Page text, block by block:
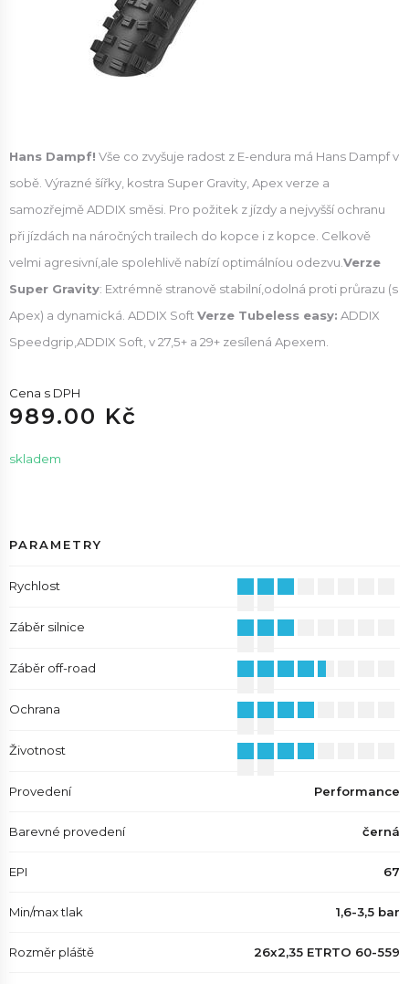
Hans Dampf! Vše co zvyšuje radost z E-endura má Hans Dampf v
sobě. Výrazné šířky, kostra Super Gravity, Apex verze a
samozřejmě ADDIX směsi. Pro požitek z jízdy a nejvyšší ochranu
při jízdách na náročných trailech do kopce i z kopce. Celkově
velmi agresivní,ale spolehlivě nabízí optimálníou odezvu. Verze
Super Gravity: Extrémně stranově stabilní,odolná proti průrazu (s
Apex) a dynamická. ADDIX Soft Verze Tubeless easy: ADDIX
Speedgrip,ADDIX Soft, v 27,5+ a 29+ zesílená Apexem.
Cena s DPH
989.00 Kč
skladem
PARAMETRY
Rychlost
Záběr silnice
Záběr off-road
Ochrana
Životnost
Provedení Performance
Barevné provedení černá
EPI 67
Min/max tlak 1,6-3,5 bar
Rozměr pláště 26x2,35 ETRTO 60-559